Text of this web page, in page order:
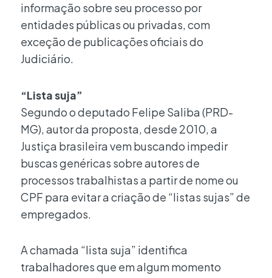
informação sobre seu processo por
entidades públicas ou privadas, com
exceção de publicações oficiais do
Judiciário.
“Lista suja”
Segundo o deputado Felipe Saliba (PRD-
MG), autor da proposta, desde 2010, a
Justiça brasileira vem buscando impedir
buscas genéricas sobre autores de
processos trabalhistas a partir de nome ou
CPF para evitar a criação de “listas sujas” de
empregados.
A chamada “lista suja” identifica
trabalhadores que em algum momento